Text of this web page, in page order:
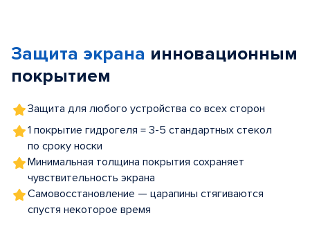
5
Защита экрана инновационным
покрытием
Защита для любого устройства со всех сторон
1 покрытие гидрогеля = 3-5 стандартных стекол
по сроку носки
Минимальная толщина покрытия сохраняет
чувствительность экрана
Самовосстановление — царапины стягиваются
спустя некоторое время